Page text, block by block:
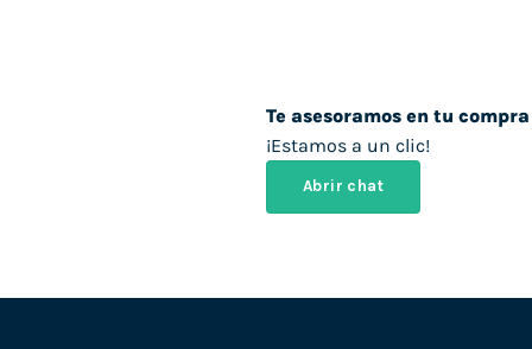
Te asesoramos en tu compra
¡Estamos a un clic!
Abrir chat